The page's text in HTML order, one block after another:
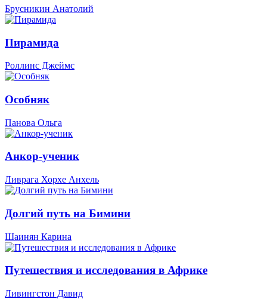
Брусникин Анатолий
Пирамида
Роллинс Джеймс
Особняк
Панова Ольга
Анкор-ученик
Ливрага Хорхе Анхель
Долгий путь на Бимини
Шаинян Карина
Путешествия и исследования в Африке
Ливингстон Давид